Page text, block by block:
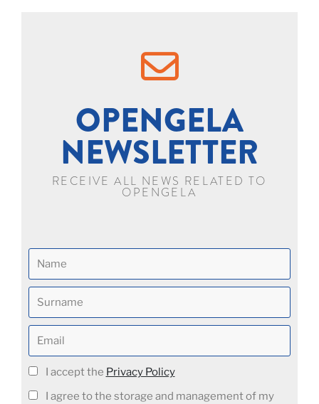
OPENGELA
NEWSLETTER
RECEIVE ALL NEWS RELATED TO
OPENGELA
I accept the Privacy Policy
I agree to the storage and management of my